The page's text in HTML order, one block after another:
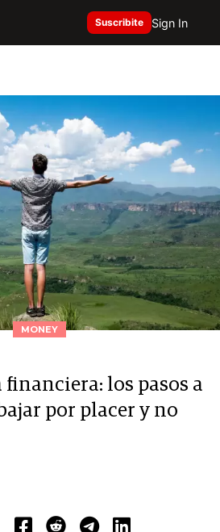
Suscribite Sign In
MONEY
los pasos a
por placer y no